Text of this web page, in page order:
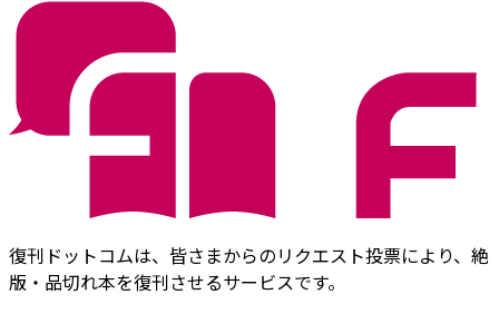
復刊ドットコムは、皆さまからのリクエスト投票により、絶
版・品切れ本を復刊させるサービスです。